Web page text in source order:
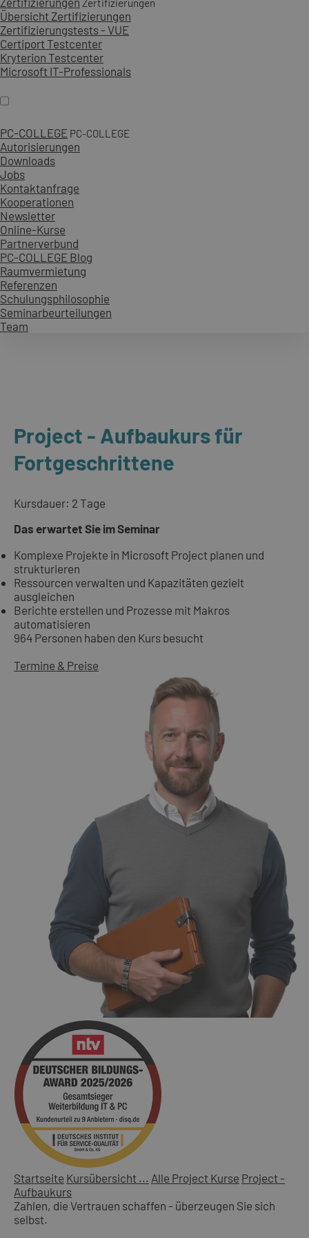
Zertifizierungen
Übersicht Zertifizierungen
Zertifizierungstests - VUE
Certiport Testcenter
Kryterion Testcenter
Microsoft IT-Professionals
PC-COLLEGE PC-COLLEGE
Autorisierungen
Downloads
Jobs
Kontaktanfrage
Kooperationen
Newsletter
Online-Kurse
Partnerverbund
PC-COLLEGE Blog
Raumvermietung
Referenzen
Schulungsphilosophie
Seminarbeurteilungen
Team
Project - Aufbaukurs für
Fortgeschrittene
Kursdauer: 2 Tage
Das erwartet Sie im Seminar
Komplexe Projekte in Microsoft Project planen und
strukturieren
Ressourcen verwalten und Kapazitäten gezielt
ausgleichen
Berichte erstellen und Prozesse mit Makros
automatisieren
964 Personen haben den Kurs besucht
Termine & Preise
Startseite Kursübersicht ... Alle Project Kurse Project -
Aufbaukurs
Zahlen, die Vertrauen schaffen - überzeugen Sie sich
selbst.